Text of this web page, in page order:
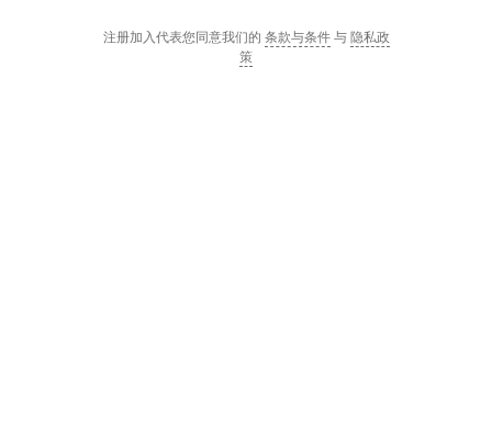
注册加入代表您同意我们的 条款与条件 与 隐私政
策